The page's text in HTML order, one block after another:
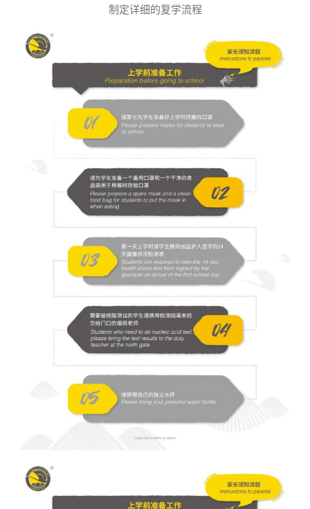
制定详细的复学流程